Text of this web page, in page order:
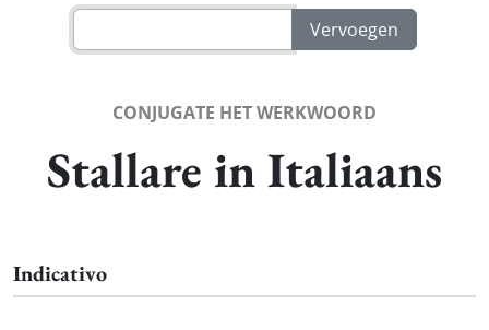
CONJUGATE HET WERKWOORD
Stallare in Italiaans
Indicativo